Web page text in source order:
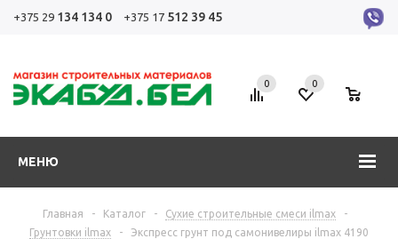
+375 29 134 134 0 +375 17 512 39 45
МЕНЮ
0 0
Главная - Каталог - Сухие строительные смеси ilmax
-
Грунтовки ilmax
- Экспресс грунт под самонивелиры ilmax 4190